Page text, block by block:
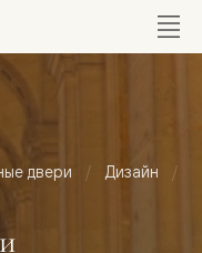
двери Дизайн